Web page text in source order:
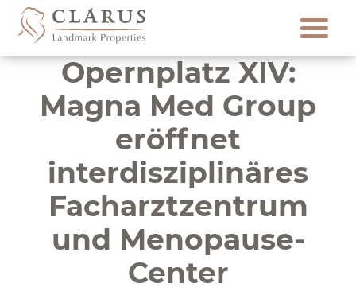
Skip
content
Opernplatz XIV:
Magna Med Group
eröffnet
interdisziplinäres
Facharztzentrum
und Menopause-
Center